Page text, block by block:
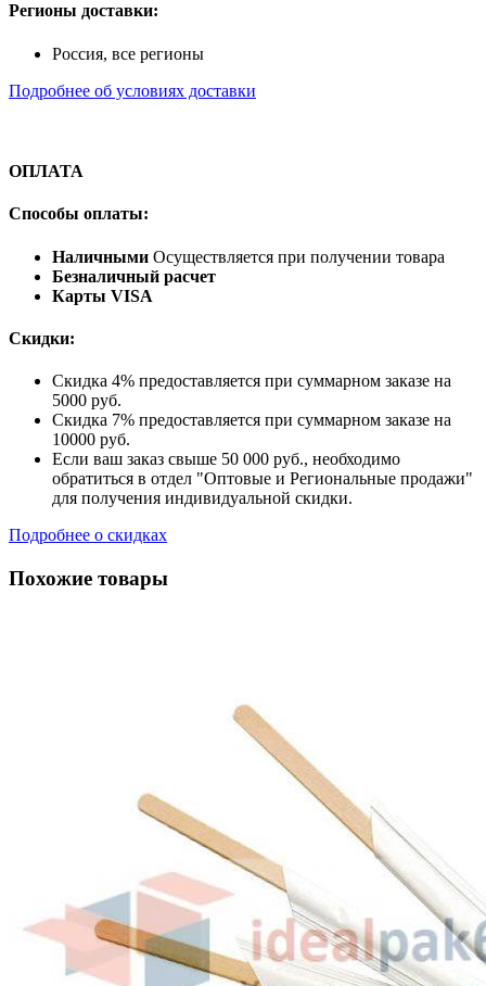
Регионы доставки:
Россия, все регионы
Подробнее об условиях доставки
ОПЛАТА
Способы оплаты:
Наличными Осуществляется при получении товара
Безналичный расчет
Карты VISA
Скидки:
Скидка 4% предоставляется при суммарном заказе на
5000 руб.
Скидка 7% предоставляется при суммарном заказе на
10000 руб.
Если ваш заказ свыше 50 000 руб., необходимо
обратиться в отдел "Оптовые и Региональные продажи"
для получения индивидуальной скидки.
Подробнее о скидках
Похожие товары